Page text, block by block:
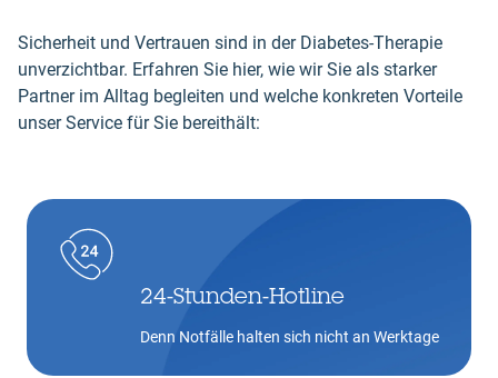
Sicherheit und Vertrauen sind in der Diabetes-Therapie
unverzichtbar. Erfahren Sie hier, wie wir Sie als starker
Partner im Alltag begleiten und welche konkreten Vorteile
unser Service für Sie bereithält:
24-Stunden-Hotline
Denn Notfälle halten sich nicht an Werktage